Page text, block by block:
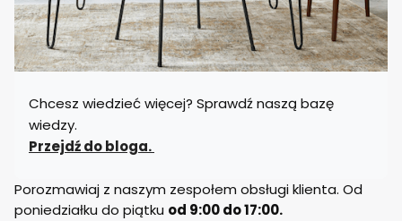
Chcesz wiedzieć więcej? Sprawdź naszą bazę
wiedzy.
Przejdź do bloga.
Porozmawiaj z naszym zespołem obsługi klienta. Od
poniedziałku do piątku od 9:00 do 17:00.